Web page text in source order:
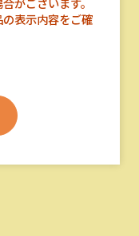
表示内容をご確